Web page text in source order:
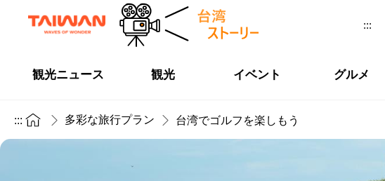
:::
観光ニュース 観光 イベント グルメ
::: 多彩な旅行プラン 台湾でゴルフを楽しもう